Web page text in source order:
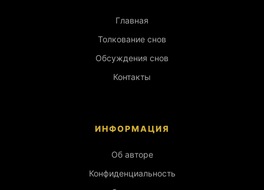
Главная
Толкование снов
Обсуждения снов
Контакты
ИНФОРМАЦИЯ
Об авторе
Конфиденциальность